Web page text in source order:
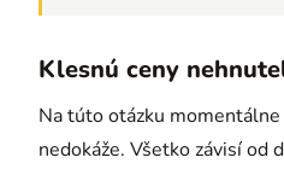
Klesnú ceny
Na túto otázku
nedokáže. Všetko závisí od